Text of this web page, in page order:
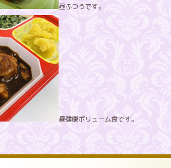
昼ふつうです。
昼健康ボリューム食です。